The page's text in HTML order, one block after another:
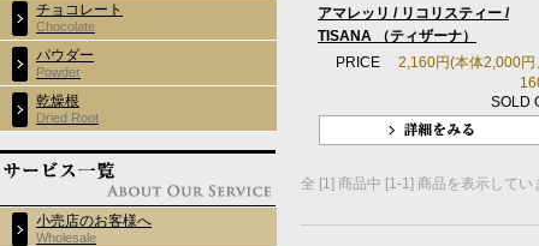
アマレッリ / リコリスティー /
TISANA （ティザーナ）
PRICE 2,160円(本体2,000円
SOLD
全 [1] 商品中 [1-1] 商品を表示してい
チョコレート
Chocolate
パウダー
Powder
乾燥根
Dried Root
小売店のお客様へ
Wholesale